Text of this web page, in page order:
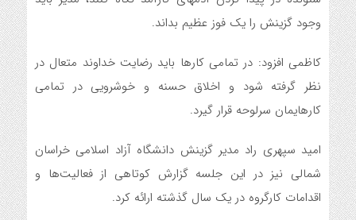
وجود گزینش را یک فوز عظیم بداند.
کاظمی افزود: در تمامی کارها باید رضایت خداوند متعال در
نظر گرفته شود و اخلاق حسنه و خوشرویی در تمامی
کارهایمان سرلوحه قرار گیرد.
امید سپهری راد مدیر گزینش دانشگاه آزاد اسلامی خراسان
شمالی نیز در این جلسه گزارش کوتاهی از فعالیت‌ها و
اقدامات کارگروه در یک سال گذشته ارائه کرد.